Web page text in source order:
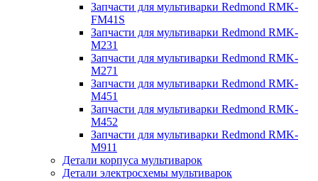
Запчасти для мультиварки Redmond RMK-
FM41S
Запчасти для мультиварки Redmond RMK-
M231
Запчасти для мультиварки Redmond RMK-
M271
Запчасти для мультиварки Redmond RMK-
M451
Запчасти для мультиварки Redmond RMK-
M452
Запчасти для мультиварки Redmond RMK-
M911
Детали корпуса мультиварок
Детали электросхемы мультиварок